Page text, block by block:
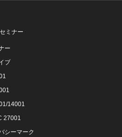
ミナー
ー
ブ
14001
27001
シーマーク